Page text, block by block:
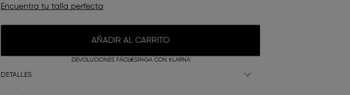
Encuentra tu talla perfecta
AÑADIR AL CARRITO
DEVOLUCIONES FÁCILESPAGA CON KLARNA
DETALLES